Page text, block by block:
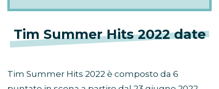
Tim Summer Hits 2022 date
Tim Summer Hits 2022 è composto da 6